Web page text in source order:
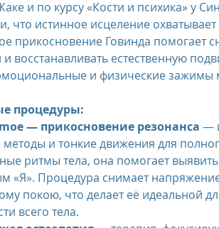
и по курсу «Кости и психика» у
что истинное исцеление
прикосновение Говинда помогает
восстанавливать естественную
и физические зажимы
процедуры:
— прикосновение резонанса —
и тонкие движения для
ритмы тела, она помогает
«Я». Процедура снимает
покою, что делает её идеальной
всего тела.